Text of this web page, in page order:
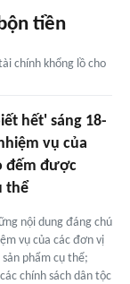
tiền
chính khổng lồ cho
hết' sáng 18-
vụ của
đếm được
thể
nội dung đáng chú
vụ của các đơn vị
phẩm cụ thể;
chính sách dân tộc